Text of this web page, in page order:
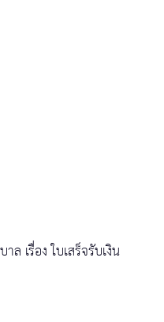
เรื่อง ใบเสร็จรับเงิน